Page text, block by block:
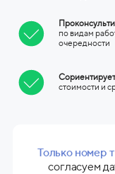
по видам
очередности
стоимости и
Только номер
согласуем